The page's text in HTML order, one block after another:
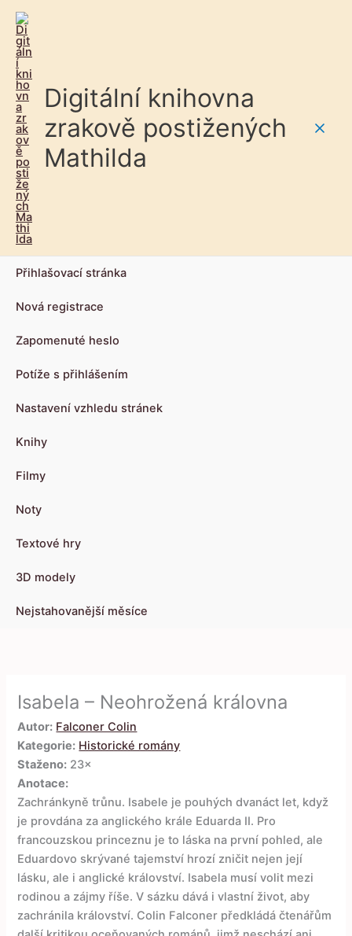
Digitální knihovna
zrakově postižených
Mathilda
Přihlašovací stránka
Nová registrace
Zapomenuté heslo
Potíže s přihlášením
Nastavení vzhledu stránek
Knihy
Filmy
Noty
Textové hry
3D modely
Nejstahovanější měsíce
Isabela – Neohrožená královna
Autor: Falconer Colin
Kategorie: Historické romány
Staženo: 23×
Anotace:
Zachránkyně trůnu. Isabele je pouhých dvanáct let, když
je provdána za anglického krále Eduarda II. Pro
francouzskou princeznu je to láska na první pohled, ale
Eduardovo skrývané tajemství hrozí zničit nejen její
lásku, ale i anglické království. Isabela musí volit mezi
rodinou a zájmy říše. V sázku dává i vlastní život, aby
zachránila království. Colin Falconer předkládá čtenářům